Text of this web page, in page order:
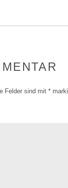
Felder sind mit *